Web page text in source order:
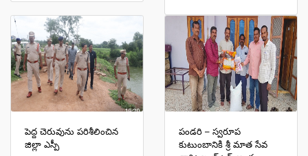
పెద్ద చెరువును పరిశీలించిన
జిల్లా ఎస్పీ
పండరి – స్వరూప
కుటుంబానికి శ్రీ మాత సేవ